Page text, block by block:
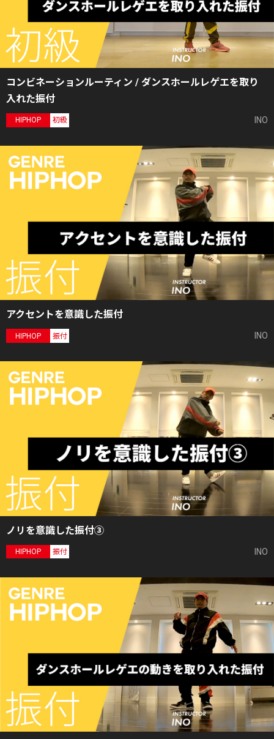
コンビネーションルーティン / ダンスホールレゲエを取り
入れた振付
HIPHOP 初級 INO
アクセントを意識した振付
HIPHOP 振付 INO
ノリを意識した振付③
HIPHOP 振付 INO